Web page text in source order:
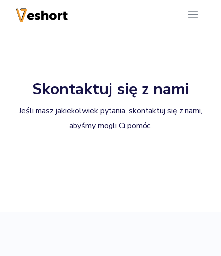
Skontaktuj się z nami
Jeśli masz jakiekolwiek pytania, skontaktuj się z nami,
abyśmy mogli Ci pomóc.